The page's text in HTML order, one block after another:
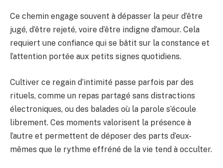
Ce chemin engage souvent à dépasser la peur d’être
jugé, d’être rejeté, voire d’être indigne d’amour. Cela
requiert une confiance qui se bâtit sur la constance et
l’attention portée aux petits signes quotidiens.
Cultiver ce regain d’intimité passe parfois par des
rituels, comme un repas partagé sans distractions
électroniques, ou des balades où la parole s’écoule
librement. Ces moments valorisent la présence à
l’autre et permettent de déposer des parts d’eux-
mêmes que le rythme effréné de la vie tend à occulter.